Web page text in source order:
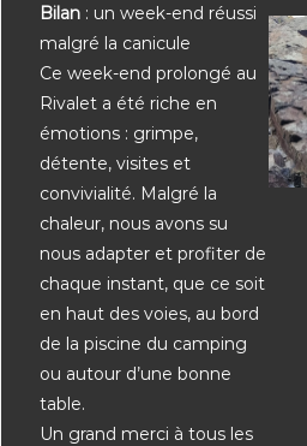
Bilan : un week-end réussi
malgré la canicule
Ce week-end prolongé au
Rivalet a été riche en
émotions : grimpe,
détente, visites et
convivialité. Malgré la
chaleur, nous avons su
nous adapter et profiter de
chaque instant, que ce soit
en haut des voies, au bord
de la piscine du camping
ou autour d’une bonne
table.
Un grand merci à tous les